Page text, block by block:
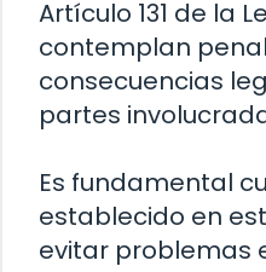
Artículo 131 de la
contemplan
consecuencias
partes
Es fundamental
establecido en
evitar problemas